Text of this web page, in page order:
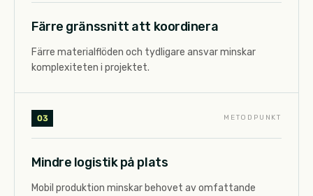
Färre gränssnitt att koordinera
Färre materialflöden och tydligare ansvar minskar
komplexiteten i projektet.
03 METODPUNKT
Mindre logistik på plats
Mobil produktion minskar behovet av omfattande